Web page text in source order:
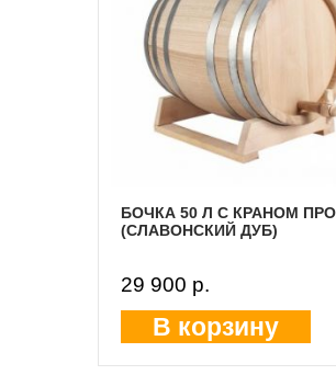
БОЧКА 50 Л С КРАНОМ
(СЛАВОНСКИЙ ДУБ)
29 900 p.
В корзину